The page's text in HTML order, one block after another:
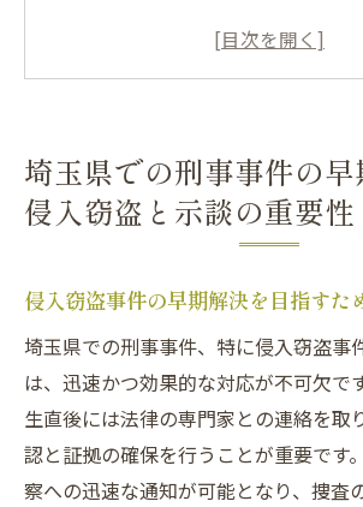
埼玉県における示談の重要性
示談を成功させるために知っ
律知識
侵入窃盗の事例から学ぶ示談
埼玉での刑事事件解決に向
策
侵入窃盗に対する埼玉県での示
訣
示談交渉を円滑に進めるため
ント
埼玉県での刑事事件の
侵入窃盗と示談の重要性
侵入窃盗事件の早期解決を目指すた
埼玉県での刑事事件、特に侵入窃盗事
は、迅速かつ効果的な対応が不可欠で
生直後には法律の専門家との連絡を取
認と証拠の確保を行うことが重要です
察への迅速な通知が可能となり、捜査